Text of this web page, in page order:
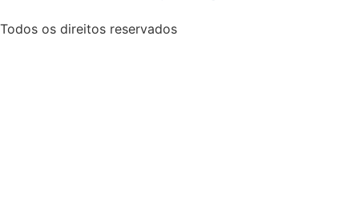
Todos os direitos reservados